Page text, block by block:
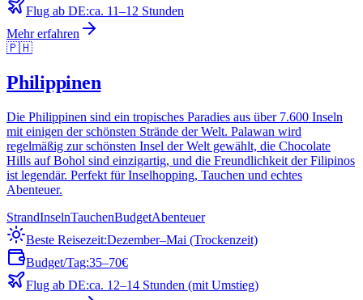
Flug ab DE:ca. 11–12 Stunden
Mehr erfahren
🇵🇭
Philippinen
Die Philippinen sind ein tropisches Paradies aus über 7.600 Inseln
mit einigen der schönsten Strände der Welt. Palawan wird
regelmäßig zur schönsten Insel der Welt gewählt, die Chocolate
Hills auf Bohol sind einzigartig, und die Freundlichkeit der Filipinos
ist legendär. Perfekt für Inselhopping, Tauchen und echtes
Abenteuer.
StrandInselnTauchenBudgetAbenteuer
Beste Reisezeit:Dezember–Mai (Trockenzeit)
Budget/Tag:35–70€
Flug ab DE:ca. 12–14 Stunden (mit Umstieg)